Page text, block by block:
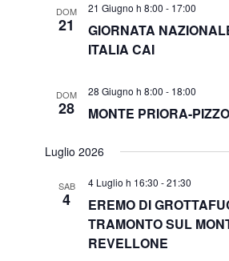
DOM
21
21 Giugno h 8:00 - 17:00
GIORNATA
ITALIA CAI
DOM
28
28 Giugno h 8:00 - 18:00
MONTE PRIORA-
Luglio 2026
SAB
4
4 Luglio h 16:30 -21:30
EREMO DI
TRAMONTO SUL
REVELLONE